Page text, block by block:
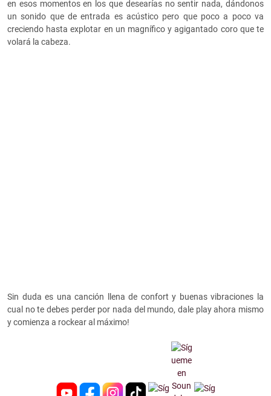
en esos momentos en los que desearías no sentir nada, dándonos
un sonido que de entrada es acústico pero que poco a poco va
creciendo hasta explotar en un magnífico y agigantado coro que te
volará la cabeza.
Sin duda es una canción llena de confort y buenas vibraciones la
cual no te debes perder por nada del mundo, dale play ahora mismo
y comienza a rockear al máximo!